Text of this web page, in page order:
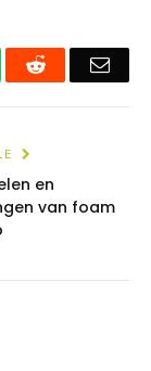
Reddit
en
van foam